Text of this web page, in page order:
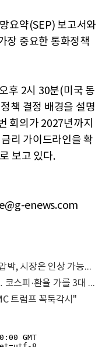
요약(SEP) 보고서와
장 중요한 통화정책
후 2시 30분(미국 동
책 결정 배경을 설명
회의가 2027년까지
리 가이드라인을 확
보고 있다.
enews.com
첫 FOMC 앞둔 워시…트럼프 인하 압박, 시장은 인상 가능성 주시
금리 아닌 '워시의 입'에 쏠린 시선… 코스피·환율 가를 3대 뇌관
트럼프 꼭둑각시"